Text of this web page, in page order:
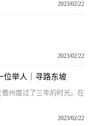
2023/02/22
2023/02/22
位举人｜寻路东坡
州度过了三年的时光。在
2023/02/22